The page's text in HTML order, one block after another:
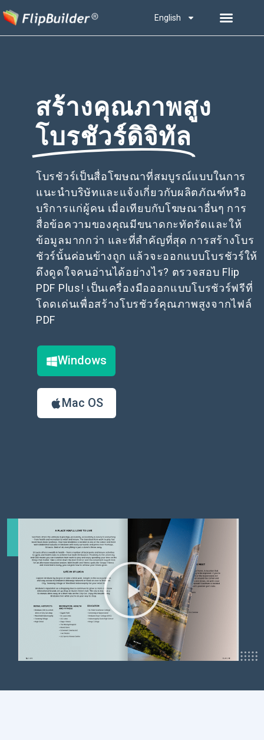
English
สร้างคุณภาพสูง
โบรชัวร์ดิจิทัล
โบรชัวร์เป็นสื่อโฆษณาที่สมบูรณ์แบบในการ
แนะนำบริษัทและแจ้งเกี่ยวกับผลิตภัณฑ์หรือ
บริการแก่ผู้คน เมื่อเทียบกับโฆษณาอื่นๆ การ
สื่อข้อความของคุณมีขนาดกะทัดรัดและให้
ข้อมูลมากกว่า และที่สำคัญที่สุด การสร้างโบร
ชัวร์นั้นค่อนข้างถูก แล้วจะออกแบบโบรชัวร์ให้
ดึงดูดใจคนอ่านได้อย่างไร? ตรวจสอบ Flip
PDF Plus! เป็นเครื่องมือออกแบบโบรชัวร์ฟรีที่
โดดเด่นเพื่อสร้างโบรชัวร์คุณภาพสูงจากไฟล์
PDF
Windows
Mac OS